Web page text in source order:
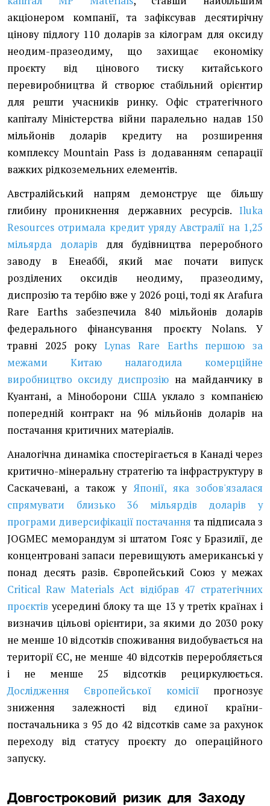
акціонером компанії, та зафіксував десятирічну
цінову підлогу 110 доларів за кілограм для оксиду
неодим-празеодиму, що захищає економіку
проєкту від цінового тиску китайського
перевиробництва й створює стабільний орієнтир
для решти учасників ринку. Офіс стратегічного
капіталу Міністерства війни паралельно надав 150
мільйонів доларів кредиту на розширення
комплексу Mountain Pass із додаванням сепарації
важких рідкоземельних елементів.
Австралійський напрям демонструє ще більшу
глибину проникнення державних ресурсів. Iluka
Resources отримала кредит уряду Австралії на 1,25
мільярда доларів для будівництва переробного
заводу в Енеаббі, який має почати випуск
розділених оксидів неодиму, празеодиму,
диспрозію та тербію вже у 2026 році, тоді як Arafura
Rare Earths забезпечила 840 мільйонів доларів
федерального фінансування проєкту Nolans. У
травні 2025 рокуLynas Rare Earths першою за
межами Китаю налагодила комерційне
виробництво оксиду диспрозію на майданчику в
Куантані, а Міноборони США уклало з компанією
попередній контракт на 96 мільйонів доларів на
постачання критичних матеріалів.
Аналогічна динаміка спостерігається в Канаді через
критично-мінеральну стратегію та інфраструктуру в
Саскачевані, а також у Японії, яка зобов'язалася
спрямувати близько 36 мільярдів доларів у
програми диверсифікації постачання та підписала з
JOGMEC меморандум зі штатом Гояс у Бразилії, де
концентровані запаси перевищують американські у
понад десять разів. Європейський Союз у межах
Critical Raw Materials Act відібрав 47 стратегічних
проєктів усередині блоку та ще 13 у третіх країнах і
визначив цільові орієнтири, за якими до 2030 року
не менше 10 відсотків споживання видобувається на
території ЄС, не менше 40 відсотків переробляється
і не менше 25 відсотків рециркулюється.
Дослідження Європейської комісіїпрогнозує
зниження залежності від єдиної країни-
постачальника з 95 до 42 відсотків саме за рахунок
переходу від статусу проєкту до операційного
запуску.
Довгостроковий ризик для Заходу